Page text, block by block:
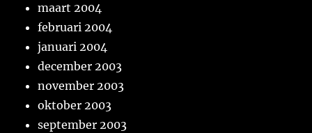
maart 2004
februari 2004
januari 2004
december 2003
november 2003
oktober 2003
september 2003